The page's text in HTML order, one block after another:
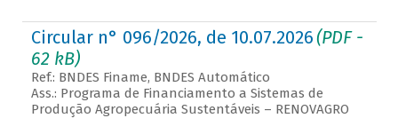
Circular n° 096/2026, de 10.07.2026(PDF -
62 kB)
Ref.: BNDES Finame, BNDES Automático
Ass.: Programa de Financiamento a Sistemas de
Produção Agropecuária Sustentáveis – RENOVAGRO